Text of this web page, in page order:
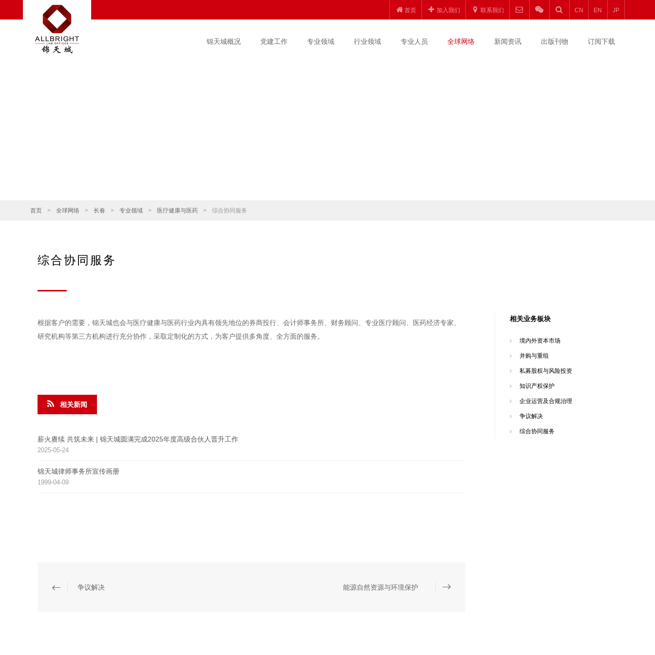
首页 加入我们 联系我们 CN EN JP
锦天城概况 党建工作 专业领域 行业领域 专业人员 全球网络 新闻资讯 出版刊物 订阅下载
首页 > 全球网络 > 长春 > 专业领域 > 医疗健康与医药 > 综合协同服务
综合协同服务
根据客户的需要，锦天城也会与医疗健康与医药行业内具有领先地位的券商投行、会计师事务所、财务顾问、专业医疗顾问、医药经济专家、
研究机构等第三方机构进行充分协作，采取定制化的方式，为客户提供多角度、全方面的服务。
相关新闻
薪火赓续 共筑未来 | 锦天城圆满完成2025年度高级合伙人晋升工作
2025-05-24
锦天城律师事务所宣传画册
1999-04-09
争议解决 能源自然资源与环境保护
相关业务板块
境内外资本市场
并购与重组
私募股权与风险投资
知识产权保护
企业运营及合规治理
争议解决
综合协同服务